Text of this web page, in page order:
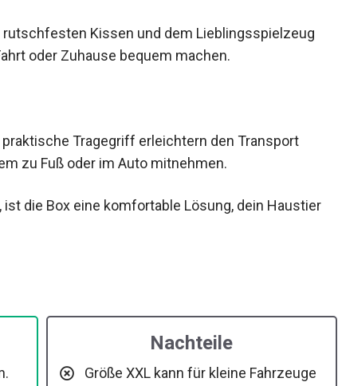
Kissen und dem Lieblingsspielzeug
oder Zuhause bequem machen.
Tragegriff erleichtern den Transport
zu Fuß oder im Auto mitnehmen.
ist die Box eine komfortable Lösung, dein Haustier
Nachteile
Größe XXL kann für kleine Fahrzeuge